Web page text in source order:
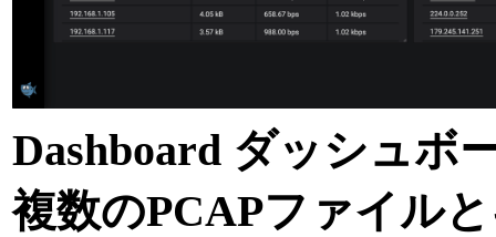
Dashboard ダッシュボ
複数のPCAPファイル